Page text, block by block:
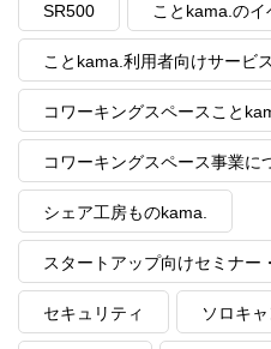
SR500 ことkama.の
ことkama.利用者向けサービス
コワーキングスペースこと
コワーキングスペース事業に
シェア工房ものkama.
スタートアップ向けセミナー
セキュリティ ソロキ